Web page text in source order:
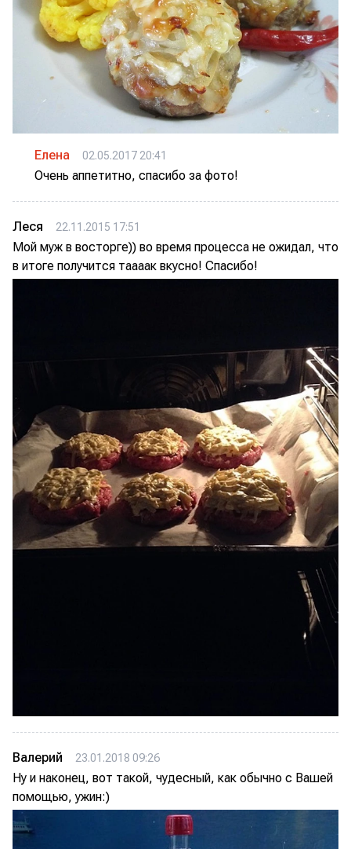
Елена 02.05.2017 20:41
Очень аппетитно, спасибо за фото!
Леся 22.11.2015 17:51
Мой муж в восторге)) во время процесса не ожидал, что
в итоге получится таааак вкусно! Спасибо!
Валерий 23.01.2018 09:26
Ну и наконец, вот такой, чудесный, как обычно с Вашей
помощью, ужин:)